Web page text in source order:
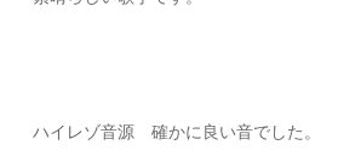
ハイレゾ音源 確かに良い音でした。